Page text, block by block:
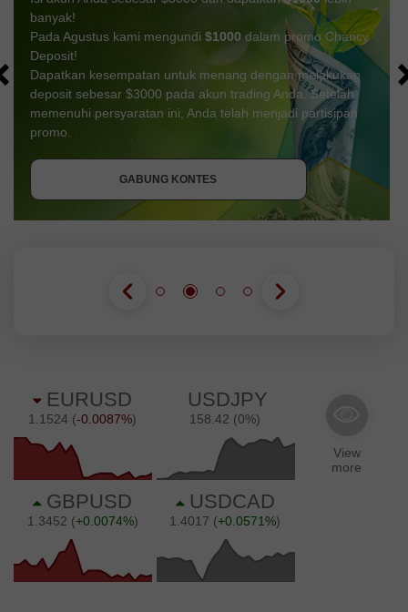
banyak!
Pada Agustus kami mengundi $1000 dalam promo Chancy
Deposit!
Dapatkan kesempatan untuk menang dengan melakukan
deposit sebesar $3000 pada akun trading Anda. Setelah
memenuhi persyaratan ini, Anda telah menjadi partisipan
promo.
GABUNG KONTES
DAPATKAN BONUS